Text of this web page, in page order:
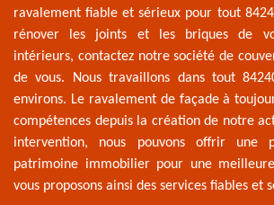
ravalement fiable et sérieux pour tout
rénover les joints et les briques de
intérieurs, contactez notre société de
de vous. Nous travaillons dans tout
environs. Le ravalement de façade à
compétences depuis la création de notre
intervention, nous pouvons offrir une
patrimoine immobilier pour une
vous proposons ainsi des services fiables et